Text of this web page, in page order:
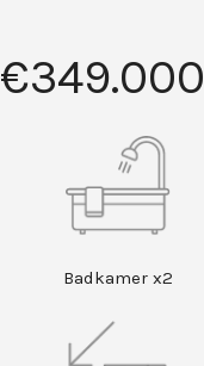
€349.000
Badkamer x2